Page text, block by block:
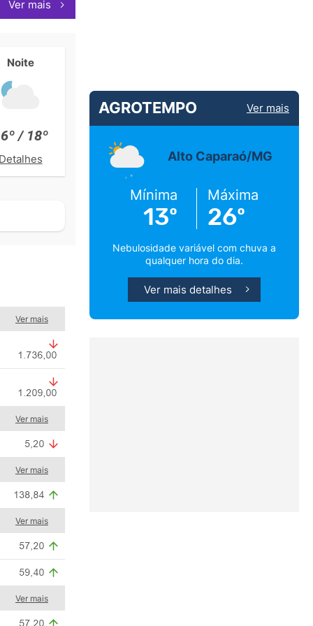
Ver mais
Noite
/ 18º
Detalhes
Ver mais
Ver mais
Ver mais
Ver mais
Ver mais
AGROTEMPO Ver mais
Alto Caparaó/MG
Mínima
13º
Máxima
26º
Nebulosidade variável com chuva a
qualquer hora do dia.
Ver mais detalhes